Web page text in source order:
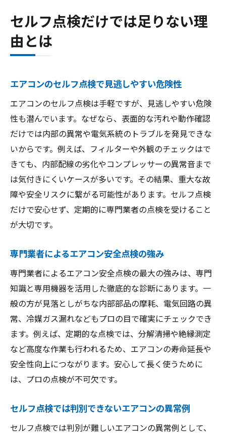
セルフ点検だけでは足りない理
由とは
エアコンのセルフ点検で見逃しやすい危険性
エアコンのセルフ点検は手軽ですが、見逃しやすい危険
性も潜んでいます。なぜなら、表面的な汚れや動作確認
だけでは内部の異常や電気系統のトラブルを発見できな
いからです。例えば、フィルターや外観のチェックはで
きても、内部配線の劣化やコンプレッサーの異常音まで
は気付きにくいケースが多いです。その結果、重大な故
障や安全リスクに繋がる可能性があります。セルフ点検
だけで安心せず、定期的に専門業者の点検を受けること
が大切です。
専門業者によるエアコン安全点検の強み
専門業者によるエアコン安全点検の最大の強みは、専門
知識と専用機器を活用した徹底的な診断にあります。一
般の方が見落としがちな内部部品の摩耗、電気回路の異
常、冷媒ガス漏れなどもプロの目で確実にチェックでき
ます。例えば、定期的な点検では、分解清掃や絶縁測定
など高度な作業も行われるため、エアコンの寿命延長や
安全性向上につながります。安心して長く使うために
は、プロの点検が不可欠です。
セルフ点検では判別できないエアコンの異常例
セルフ点検では判別が難しいエアコンの異常例として、